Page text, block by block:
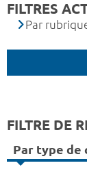
FILTRES
Par
FILTRE DE
Par type de